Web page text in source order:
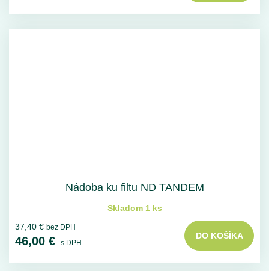
Nádoba ku filtu ND TANDEM
Skladom 1 ks
37,40 € bez DPH
46,00 € s DPH
DO KOŠÍKA